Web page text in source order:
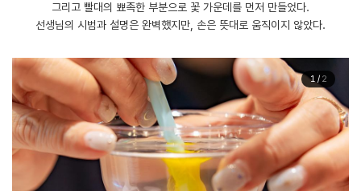
그리고 빨대의 뾰족한 부분으로 꽃 가운데를 먼저 만들었다.
선생님의 시범과 설명은 완벽했지만, 손은 뜻대로 움직이지 않았다.
1/ 2